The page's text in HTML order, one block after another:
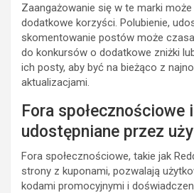
Zaangażowanie się w te marki
dodatkowe korzyści. Polubienie,
skomentowanie postów może
do konkursów o dodatkowe zniżki
ich posty, aby być na bieżąco z
aktualizacjami.
Fora społecznościowe
udostępniane przez
Fora społecznościowe, takie jak
strony z kuponami, pozwalają
kodami promocyjnymi i